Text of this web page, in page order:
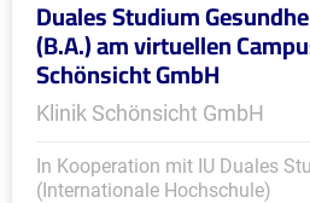
Duales Studium
(B.A.) am virtuellen
Schönsicht GmbH
Klinik Schönsicht GmbH
In Kooperation mit IU Duales
(Internationale Hochschule)